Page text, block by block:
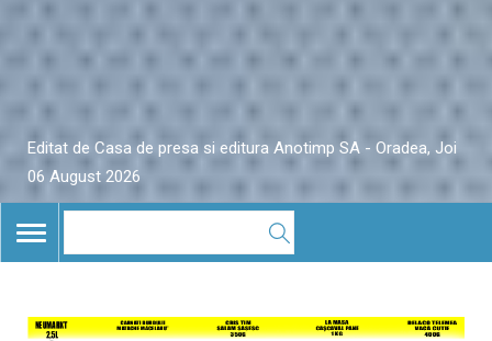
Editat de Casa de presa si editura Anotimp SA - Oradea, Joi
06 August 2026
TOGGLE
NAVIGATION